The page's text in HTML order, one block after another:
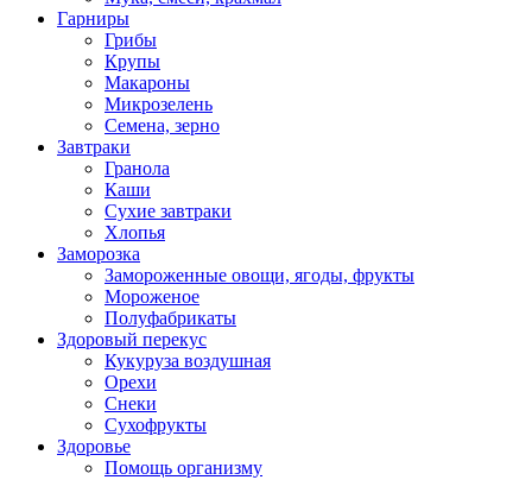
Гарниры
Грибы
Крупы
Макароны
Микрозелень
Семена, зерно
Завтраки
Гранола
Каши
Сухие завтраки
Хлопья
Заморозка
Замороженные овощи, ягоды, фрукты
Мороженое
Полуфабрикаты
Здоровый перекус
Кукуруза воздушная
Орехи
Снеки
Сухофрукты
Здоровье
Помощь организму